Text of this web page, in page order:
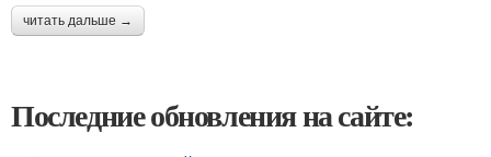
читать дальше →
Последние обновления на сайте: